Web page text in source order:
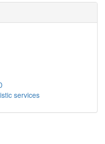
services